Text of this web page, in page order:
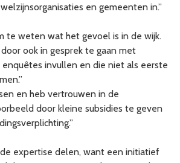
en gemeenten in.”
te weten wat het gevoel is in de wijk.
ook in gesprek te gaan met
invullen en die niet als eerste
en heb vertrouwen in de
door kleine subsidies te geven
de expertise delen, want een initiatief